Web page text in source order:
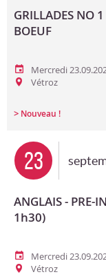
GRILLADES NO
BOEUF
Mercredi
Vétroz
> Nouveau !
23
ANGLAIS - PRE-
1h30)
Mercredi
Vétroz